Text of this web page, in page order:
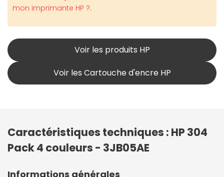
mon imprimante HP ?.
Voir les produits HP
Voir les Cartouche d'encre HP
Caractéristiques techniques : HP 304
Pack 4 couleurs - 3JB05AE
Informations générales